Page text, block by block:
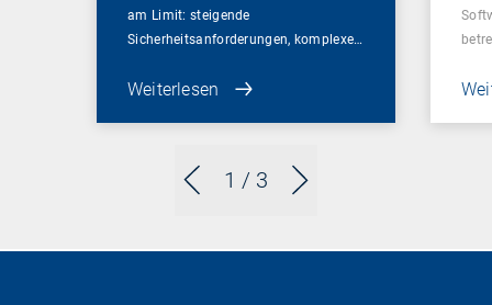
1 / 3
am Limit: steigende
Sicherheitsanforderungen, komplexe…
Weiterlesen